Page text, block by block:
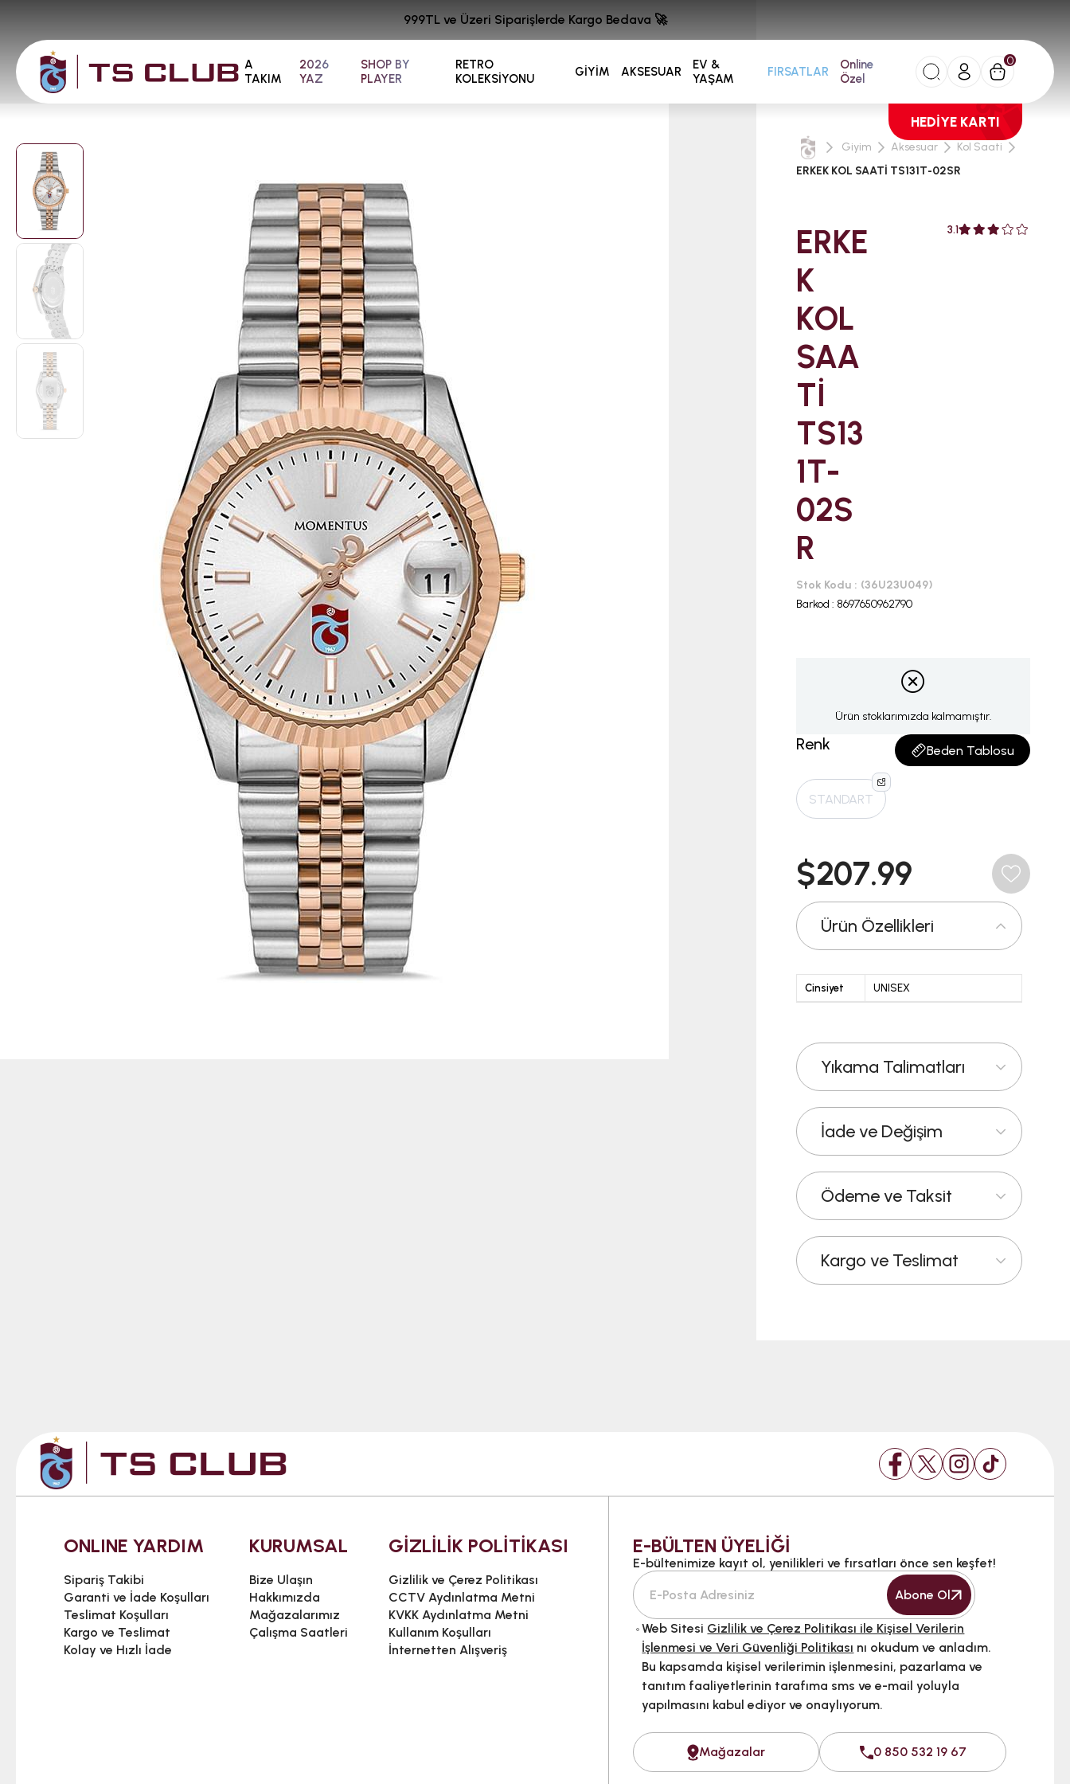
A
TAKIM
2026
YAZ
SHOP BY
PLAYER
RETRO
KOLEKSİYONU
GİYİM AKSESUAR
EV &
YAŞAM
FIRSATLAR
Online
Özel
0
HEDİYE KARTI
999TL ve Üzeri Siparişlerde Kargo Bedava 🚀
Giyim Aksesuar
Kol Saati
ERKEK KOL SAATİ TS131T-02SR
ERKE
K
KOL
SAA
Tİ
TS13
1T-
02S
R
3.1
Stok Kodu
(36U23U049)
Barkod : 8697650962790
Ürün stoklarımızda kalmamıştır.
Renk Beden Tablosu
STANDART
$207.99
Ürün Özellikleri
Cinsiyet UNISEX
Yıkama Talimatları
İade ve Değişim
Ödeme ve Taksit
Kargo ve Teslimat
ONLINE YARDIM
Sipariş Takibi
Garanti ve İade Koşulları
Teslimat Koşulları
Kargo ve Teslimat
Kolay ve Hızlı İade
KURUMSAL
Bize Ulaşın
Hakkımızda
Mağazalarımız
Çalışma Saatleri
GİZLİLİK POLİTİKASI
Gizlilik ve Çerez Politikası
CCTV Aydınlatma Metni
KVKK Aydınlatma Metni
Kullanım Koşulları
İnternetten Alışveriş
E-BÜLTEN ÜYELİĞİ
E-bültenimize kayıt ol, yenilikleri ve fırsatları önce sen keşfet!
Abone Ol
Web Sitesi Gizlilik ve Çerez Politikası ile Kişisel Verilerin
İşlenmesi ve Veri Güvenliği Politikası nı okudum ve anladım.
Bu kapsamda kişisel verilerimin işlenmesini, pazarlama ve
tanıtım faaliyetlerinin tarafıma sms ve e-mail yoluyla
yapılmasını kabul ediyor ve onaylıyorum.
Mağazalar 0 850 532 19 67